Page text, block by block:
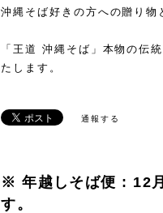
沖縄そば好きの方への贈り物
「王道 沖縄そば」本物の伝
たします。
通報する
※ 年越しそば便 : 12
す。